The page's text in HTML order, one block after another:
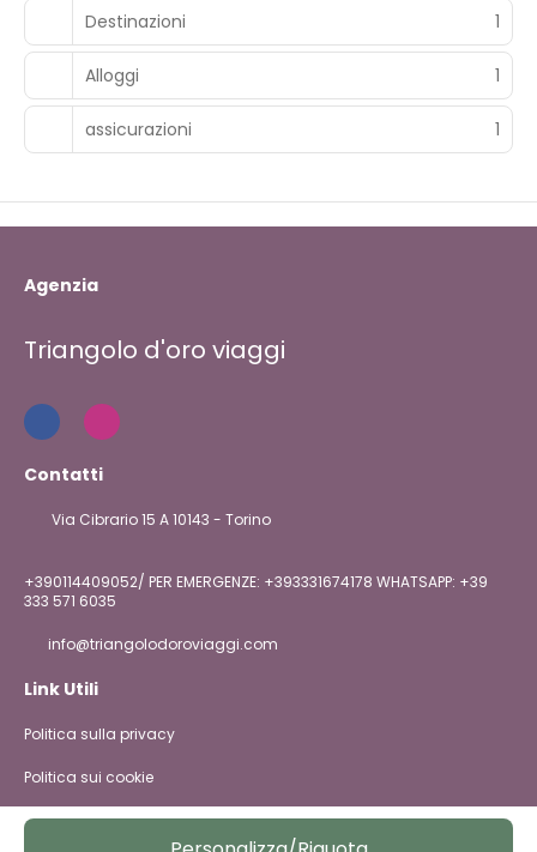
Destinazioni
1
Alloggi 1
assicurazioni 1
Agenzia
Triangolo d'oro viaggi
Contatti
Via Cibrario 15 A 10143 - Torino
+390114409052/ PER EMERGENZE: +393331674178 WHATSAPP: +39
333 571 6035
info@triangolodoroviaggi.com
Link Utili
Politica sulla privacy
Politica sui cookie
@ Copyright 2026